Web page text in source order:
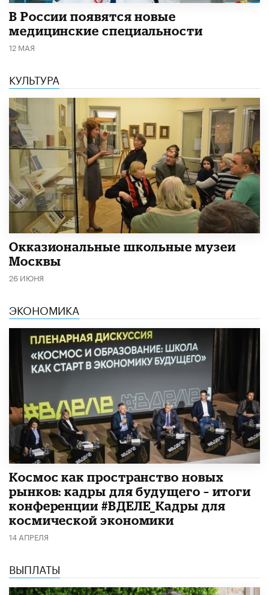
В России появятся новые
медицинские специальности
12 МАЯ
КУЛЬТУРА
​Окказиональные школьные музеи
Москвы
26 ИЮНЯ
ЭКОНОМИКА
Космос как пространство новых
рынков: кадры для будущего – итоги
конференции #ВДЕЛЕ_Кадры для
космической экономики
14 АПРЕЛЯ
ВЫПЛАТЫ